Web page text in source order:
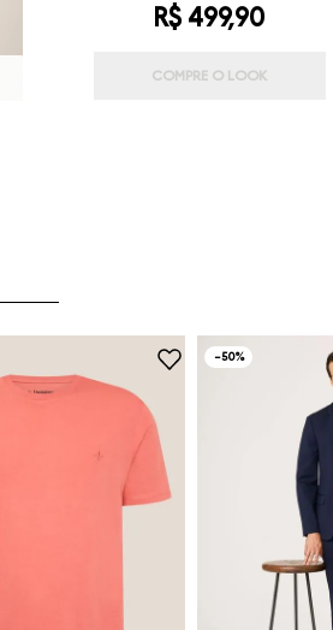
R$ 499,90
COMPRE O LOOK
-50%